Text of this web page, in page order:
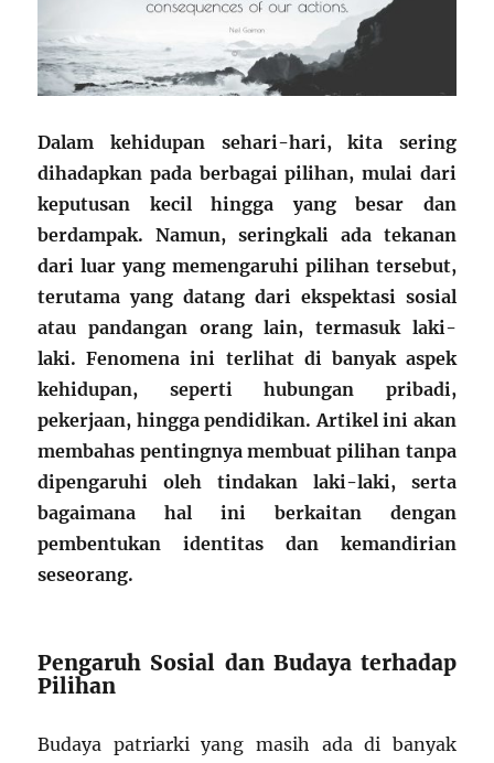
Dalam kehidupan sehari-hari, kita sering
dihadapkan pada berbagai pilihan, mulai dari
keputusan kecil hingga yang besar dan
berdampak. Namun, seringkali ada tekanan
dari luar yang memengaruhi pilihan tersebut,
terutama yang datang dari ekspektasi sosial
atau pandangan orang lain, termasuk laki-
laki. Fenomena ini terlihat di banyak aspek
kehidupan, seperti hubungan pribadi,
pekerjaan, hingga pendidikan. Artikel ini akan
membahas pentingnya membuat pilihan tanpa
dipengaruhi oleh tindakan laki-laki, serta
bagaimana hal ini berkaitan dengan
pembentukan identitas dan kemandirian
seseorang.
Pengaruh Sosial dan Budaya terhadap
Pilihan
Budaya patriarki yang masih ada di banyak